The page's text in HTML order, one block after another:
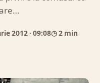
2012 · 09:08◷ 2 min